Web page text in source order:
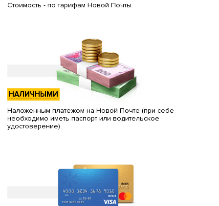
Стоимость - по тарифам Новой Почты.
НАЛИЧНЫМИ
Наложенным платежом на Новой Почте (при себе
необходимо иметь паспорт или водительское
удостоверение)